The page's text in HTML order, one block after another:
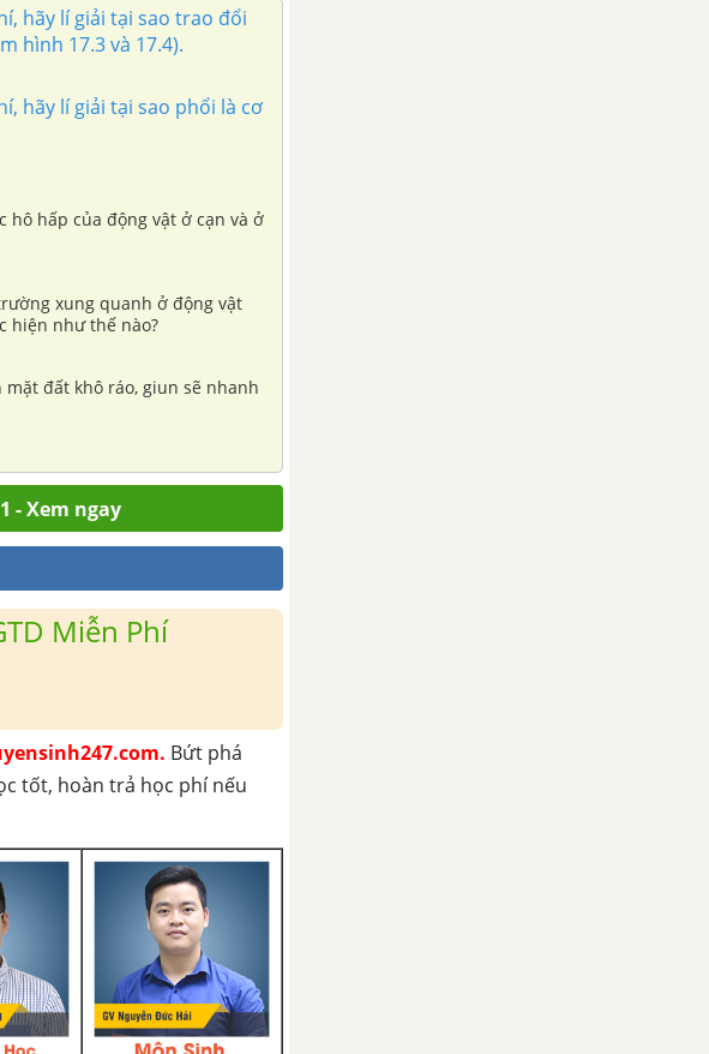
hãy lí giải tại sao trao đổi
hình 17.3 và 17.4).
hãy lí giải tại sao phổi là cơ
hô hấp của động vật ở cạn và ở
xung quanh ở động vật
hiện như thế nào?
mặt đất khô ráo, giun sẽ nhanh
- Xem ngay
Miễn Phí
Bứt phá
tốt, hoàn trả học phí nếu